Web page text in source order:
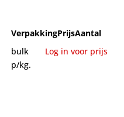
VerpakkingPrijsAantal
bulk
p/kg.
Log in voor prijs